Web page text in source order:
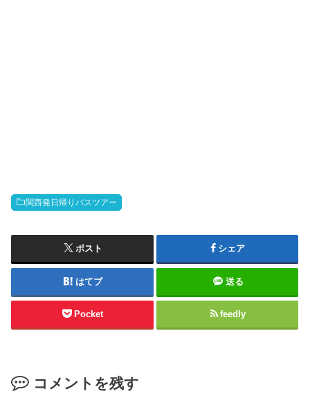
関西発日帰りバスツアー
ポスト シェア
はてブ 送る
Pocket feedly
コメントを残す